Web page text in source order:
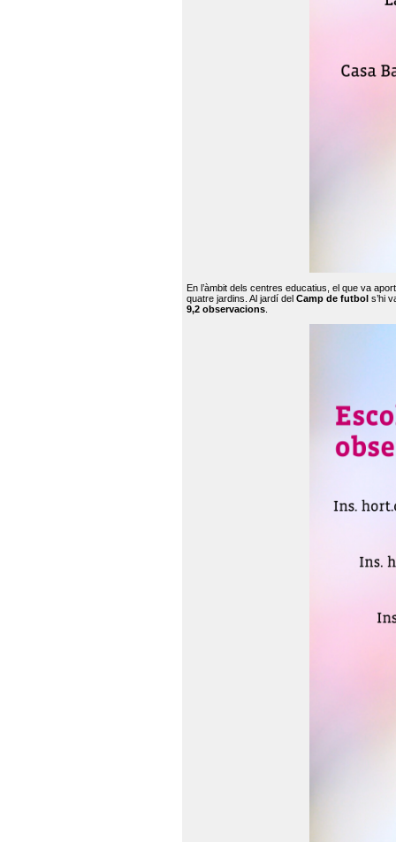
En l’àmbit dels centres educatius, el que va
quatre jardins. Al jardí del Camp de futbol s’hi
9,2 observacions